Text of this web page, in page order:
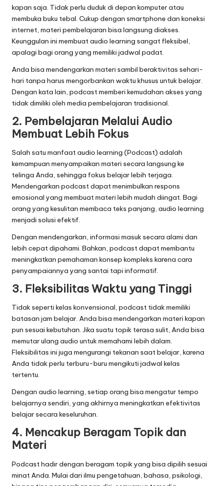
kapan saja. Tidak perlu duduk di depan komputer atau
membuka buku tebal. Cukup dengan smartphone dan koneksi
internet, materi pembelajaran bisa langsung diakses.
Keunggulan ini membuat audio learning sangat fleksibel,
apalagi bagi orang yang memiliki jadwal padat.
Anda bisa mendengarkan materi sambil beraktivitas sehari-
hari tanpa harus mengorbankan waktu khusus untuk belajar.
Dengan kata lain, podcast memberi kemudahan akses yang
tidak dimiliki oleh media pembelajaran tradisional.
2. Pembelajaran Melalui Audio
Membuat Lebih Fokus
Salah satu manfaat audio learning (Podcast) adalah
kemampuan menyampaikan materi secara langsung ke
telinga Anda, sehingga fokus belajar lebih terjaga.
Mendengarkan podcast dapat menimbulkan respons
emosional yang membuat materi lebih mudah diingat. Bagi
orang yang kesulitan membaca teks panjang, audio learning
menjadi solusi efektif.
Dengan mendengarkan, informasi masuk secara alami dan
lebih cepat dipahami. Bahkan, podcast dapat membantu
meningkatkan pemahaman konsep kompleks karena cara
penyampaiannya yang santai tapi informatif.
3. Fleksibilitas Waktu yang Tinggi
Tidak seperti kelas konvensional, podcast tidak memiliki
batasan jam belajar. Anda bisa mendengarkan materi kapan
pun sesuai kebutuhan. Jika suatu topik terasa sulit, Anda bisa
memutar ulang audio untuk memahami lebih dalam.
Fleksibilitas ini juga mengurangi tekanan saat belajar, karena
Anda tidak perlu terburu-buru mengikuti jadwal kelas
tertentu.
Dengan audio learning, setiap orang bisa mengatur tempo
belajarnya sendiri, yang akhirnya meningkatkan efektivitas
belajar secara keseluruhan.
4. Mencakup Beragam Topik dan
Materi
Podcast hadir dengan beragam topik yang bisa dipilih sesuai
minat Anda. Mulai dari ilmu pengetahuan, bahasa, psikologi,